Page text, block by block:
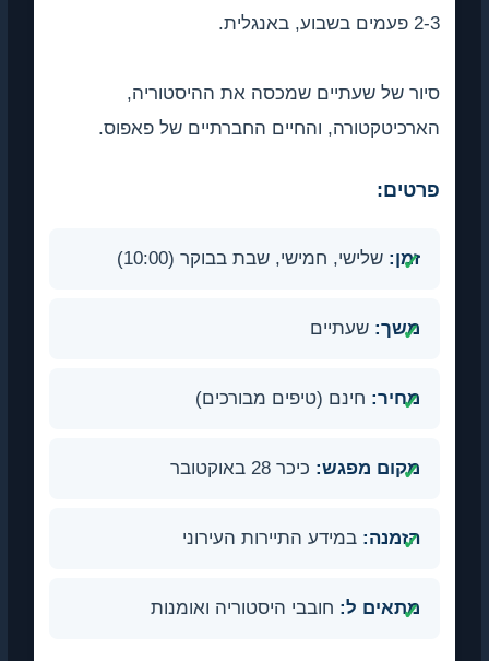
2-3 פעמים בשבוע, באנגלית.
סיור של שעתיים שמכסה את ההיסטוריה,
הארכיטקטורה, והחיים החברתיים של פאפוס.
פרטים:
זמן: שלישי, חמישי, שבת בבוקר (10:00)
משך: שעתיים
מחיר: חינם (טיפים מבורכים)
מקום מפגש: כיכר 28 באוקטובר
הזמנה: במידע התיירות העירוני
מתאים ל: חובבי היסטוריה ואומנות